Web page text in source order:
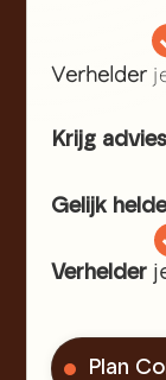
Verhelder
Krijg
Gelijk
Verhelder
Plan